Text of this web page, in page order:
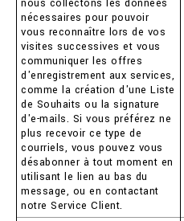
nous collectons les données
nécessaires pour pouvoir
vous reconnaître lors de vos
visites successives et vous
communiquer les offres
d'enregistrement aux services,
comme la création d'une Liste
de Souhaits ou la signature
d'e-mails. Si vous préférez ne
plus recevoir ce type de
courriels, vous pouvez vous
désabonner à tout moment en
utilisant le lien au bas du
message, ou en contactant
notre Service Client.